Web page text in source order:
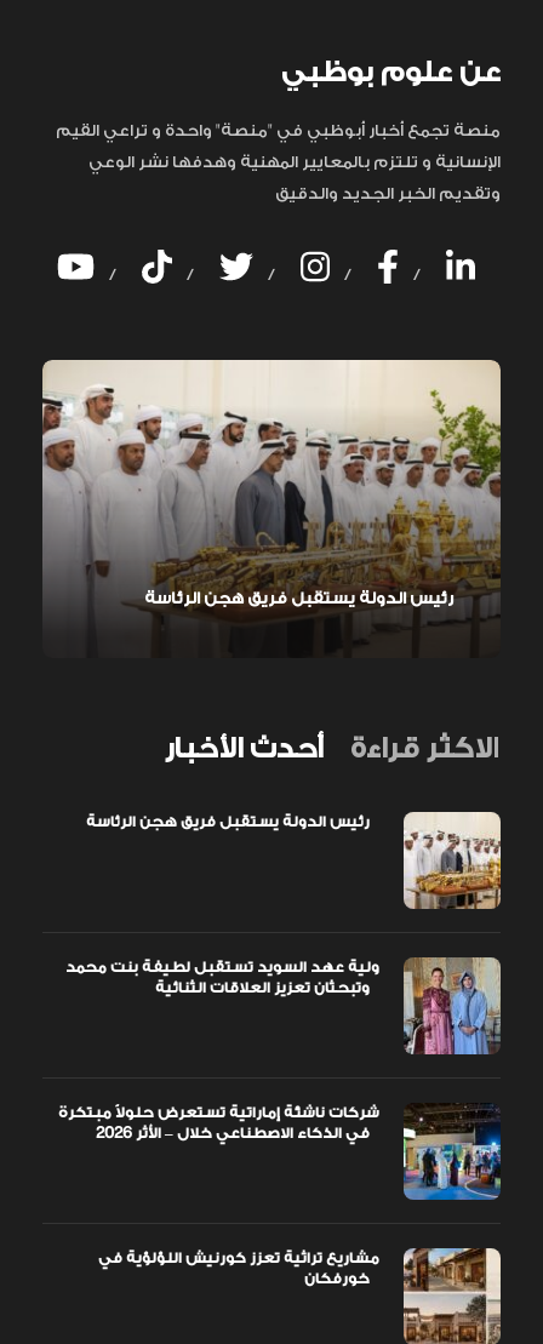
عن علوم بوظبي
منصة تجمع أخبار أبوظبي في "منصة" واحدة و تراعي القيم
الإنسانية و تلتزم بالمعايير المهنية وهدفها نشر الوعي
وتقديم الخبر الجديد والدقيق
/ / / / /
رئيس الدولة يستقبل فريق هجن الرئاسة
أحدث الأخبار الاكثر قراءة
ولية عهد السويد تستقبل لطيفة بنت محمد
شركات ناشئة إماراتية تستعرض حلولاً مبتكرة
مشاريع تراثية تعزز كورنيش اللؤلؤية في